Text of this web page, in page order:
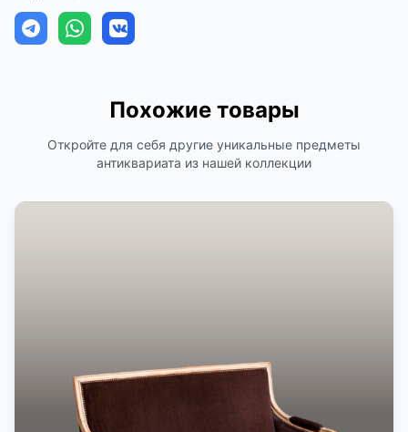
Похожие товары
Откройте для себя другие уникальные предметы
антиквариата из нашей коллекции